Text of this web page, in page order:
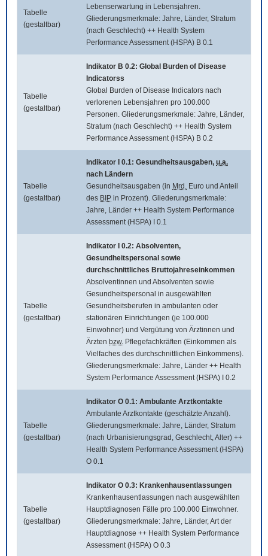
Tabelle
(gestaltbar)
Lebenserwartung in Lebensjahren.
Gliederungsmerkmale: Jahre, Länder, Stratum
(nach Geschlecht) ++ Health System
Performance Assessment (HSPA) B 0.1
Tabelle
(gestaltbar)
Indikator B 0.2: Global Burden of Disease
Indicatorss
Global Burden of Disease Indicators nach
verlorenen Lebensjahren pro 100.000
Personen. Gliederungsmerkmale: Jahre, Länder,
Stratum (nach Geschlecht) ++ Health System
Performance Assessment (HSPA) B 0.2
Tabelle
(gestaltbar)
Indikator I 0.1: Gesundheitsausgaben, u.a.
nach Ländern
Gesundheitsausgaben (in Mrd. Euro und Anteil
des BIP in Prozent). Gliederungsmerkmale:
Jahre, Länder ++ Health System Performance
Assessment (HSPA) I 0.1
Tabelle
(gestaltbar)
Indikator I 0.2: Absolventen,
Gesundheitspersonal sowie
durchschnittliches Bruttojahreseinkommen
Absolventinnen und Absolventen sowie
Gesundheitspersonal in ausgewählten
Gesundheitsberufen in ambulanten oder
stationären Einrichtungen (je 100.000
Einwohner) und Vergütung von Ärztinnen und
Ärzten bzw. Pflegefachkräften (Einkommen als
Vielfaches des durchschnittlichen Einkommens).
Gliederungsmerkmale: Jahre, Länder ++ Health
System Performance Assessment (HSPA) I 0.2
Tabelle
(gestaltbar)
Indikator O 0.1: Ambulante Arztkontakte
Ambulante Arztkontakte (geschätzte Anzahl).
Gliederungsmerkmale: Jahre, Länder, Stratum
(nach Urbanisierungsgrad, Geschlecht, Alter) ++
Health System Performance Assessment (HSPA)
O 0.1
Tabelle
(gestaltbar)
Indikator O 0.3: Krankenhausentlassungen
Krankenhausentlassungen nach ausgewählten
Hauptdiagnosen Fälle pro 100.000 Einwohner.
Gliederungsmerkmale: Jahre, Länder, Art der
Hauptdiagnose ++ Health System Performance
Assessment (HSPA) O 0.3